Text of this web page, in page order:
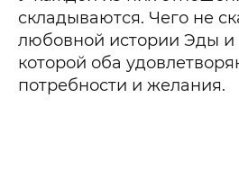
складываются. Чего не
любовной истории Эды и
которой оба
потребности и желания.